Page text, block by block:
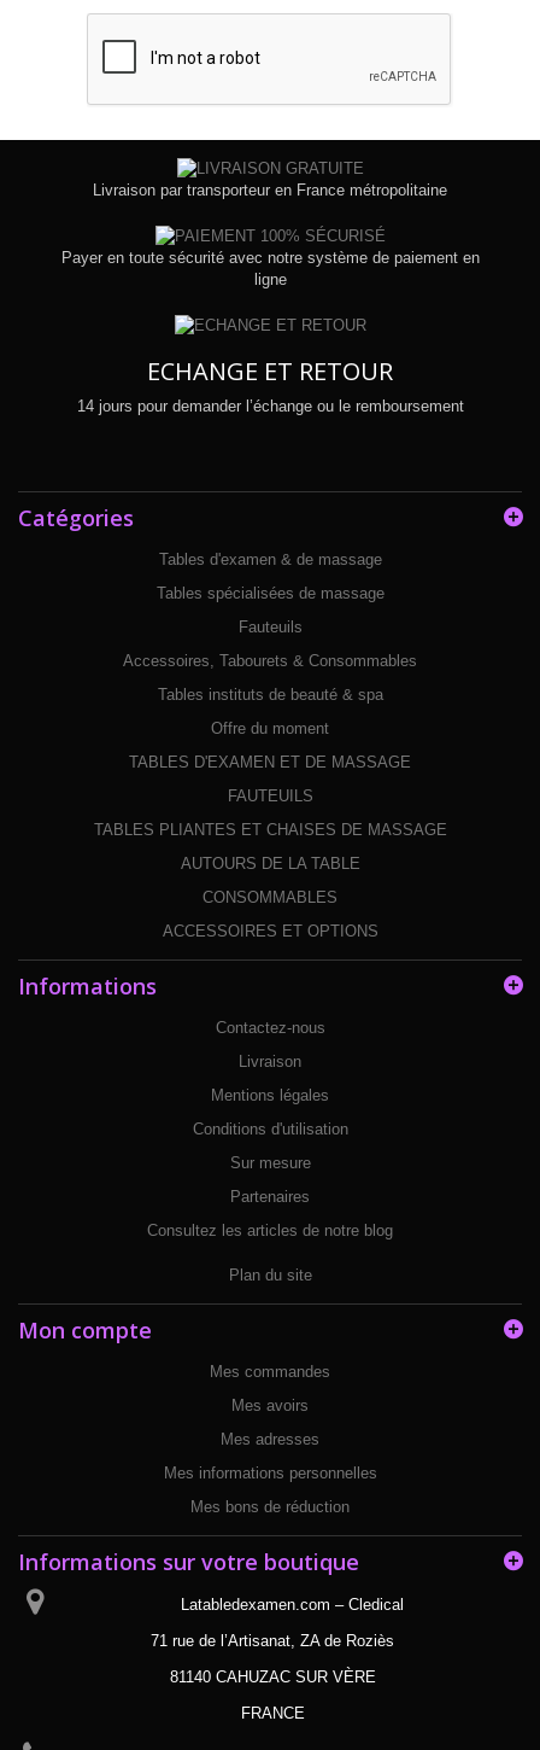
Livraison par transporteur en France métropolitaine
Payer en toute sécurité avec notre système de paiement en
ligne
ECHANGE ET RETOUR
14 jours pour demander l’échange ou le remboursement
Catégories
Tables d'examen & de massage
Tables spécialisées de massage
Fauteuils
Accessoires, Tabourets & Consommables
Tables instituts de beauté & spa
Offre du moment
TABLES D'EXAMEN ET DE MASSAGE
FAUTEUILS
TABLES PLIANTES ET CHAISES DE MASSAGE
AUTOURS DE LA TABLE
CONSOMMABLES
ACCESSOIRES ET OPTIONS
Informations
Contactez-nous
Livraison
Mentions légales
Conditions d'utilisation
Sur mesure
Partenaires
Consultez les articles de notre blog
Plan du site
Mon compte
Mes commandes
Mes avoirs
Mes adresses
Mes informations personnelles
Mes bons de réduction
Informations sur votre boutique
Latabledexamen.com – Cledical
71 rue de l’Artisanat, ZA de Roziès
81140 CAHUZAC SUR VÈRE
FRANCE